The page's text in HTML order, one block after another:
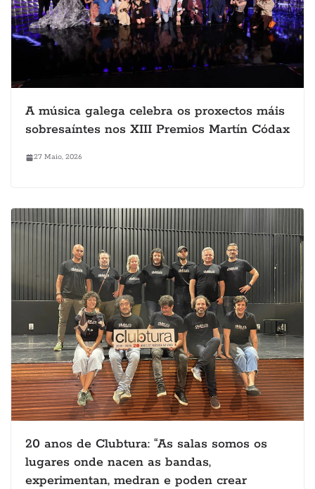
A música galega celebra os proxectos máis
sobresaíntes nos XIII Premios Martín Códax
27 Maio, 2026
20 anos de Clubtura: “As salas somos os
lugares onde nacen as bandas,
experimentan, medran e poden crear